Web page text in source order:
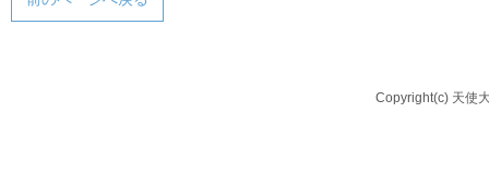
Copyright(c) 天使